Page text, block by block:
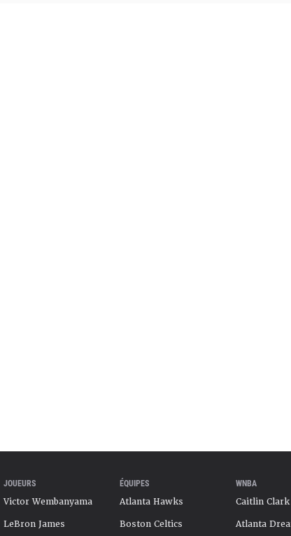
JOUEURS
Victor Wembanyama
LeBron James
ÉQUIPES
Atlanta Hawks
Boston Celtics
WNBA
Caitlin Clark
Atlanta